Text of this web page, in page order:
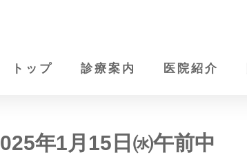
トップ 診療案内 医院紹介
2025年1月15日㈬午前中